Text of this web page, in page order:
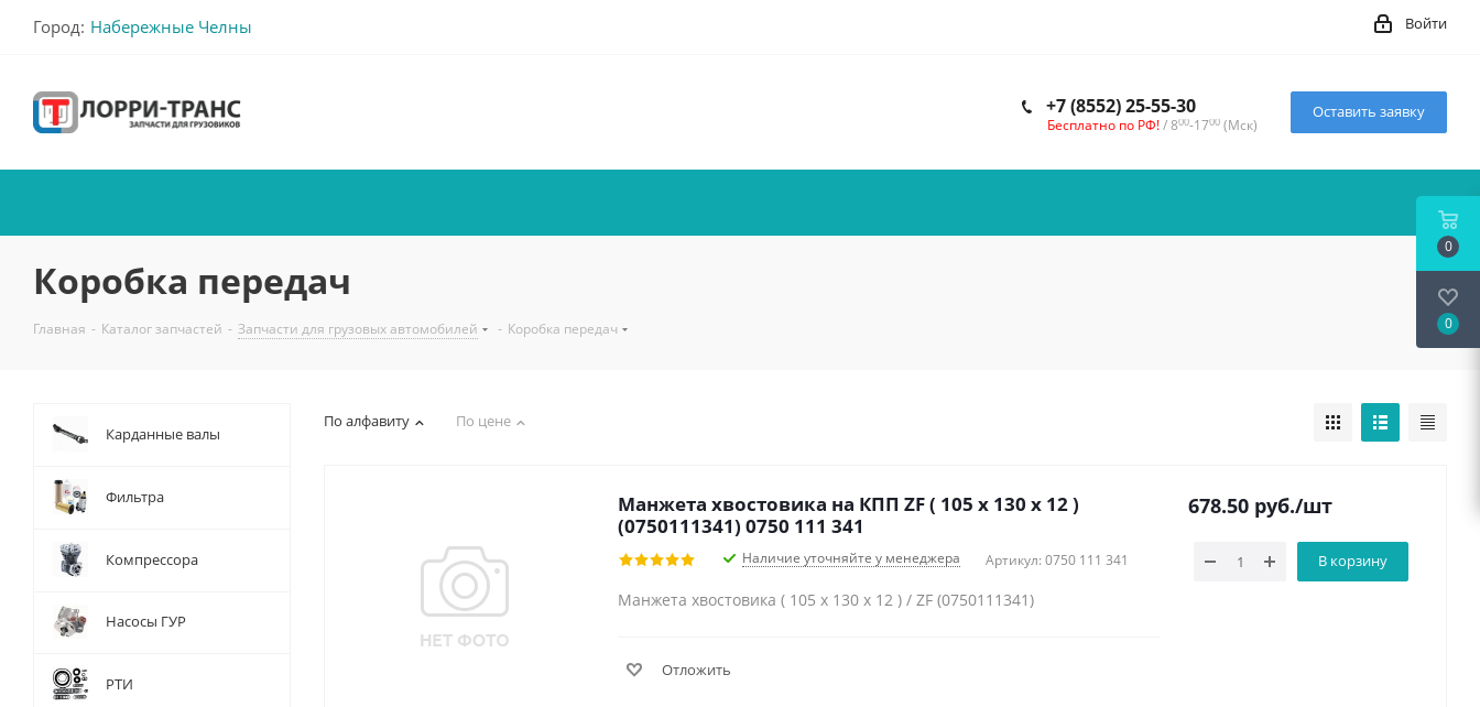
Город: Набережные Челны Войти
+7 (8552) 25-55-30
Бесплатно по РФ!/ 800-1700 (Мск)
Оставить заявку
Коробка передач
Главная - Каталог запчастей - Запчасти для грузовых автомобилей - Коробка передач
По алфавиту По цене
Манжета хвостовика на КПП ZF ( 105 х 130 х 12 )
(0750111341) 0750 111 341
Наличие уточняйте у менеджера Артикул: 0750 111 341
Манжета хвостовика ( 105 х 130 х 12 ) / ZF (0750111341)
Отложить
678.50 руб./шт
В корзину
Карданные валы
Фильтра
Компрессора
Насосы ГУР
РТИ
0
0